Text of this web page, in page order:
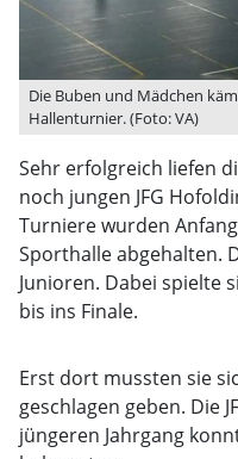
Die Buben und Mädchen
Hallenturnier. (Foto: VA)
Sehr erfolgreich liefen
noch jungen JFG
Turniere wurden
Sporthalle abgehalten.
Junioren. Dabei spielte
bis ins Finale.
Erst dort mussten sie
geschlagen geben. Die
jüngeren Jahrgang